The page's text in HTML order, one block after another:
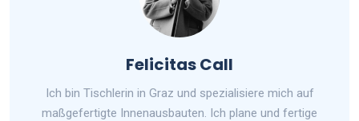
Felicitas Call
Ich bin Tischlerin in Graz und spezialisiere mich auf
maßgefertigte Innenausbauten. Ich plane und fertige